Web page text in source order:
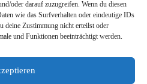
oder darauf zuzugreifen. Wenn du diesen
wie das Surfverhalten oder eindeutige IDs
deine Zustimmung nicht erteilst oder
und Funktionen beeinträchtigt werden.
soll ab dem 29. April 2025
Forschenden über das
Zugriff auf anonymisierte ePA-
und Patienten nicht